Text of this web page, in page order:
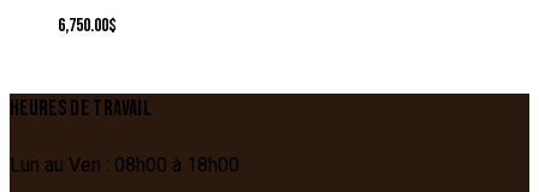
6,750.00$
HEURES DE TRAVAIL
Lun au Ven : 08h00 à 18h00